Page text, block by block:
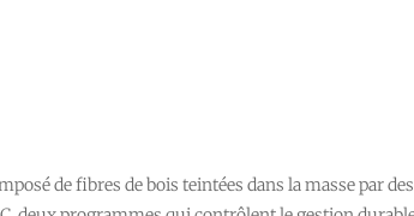
de fibres de bois teintées dans la masse par